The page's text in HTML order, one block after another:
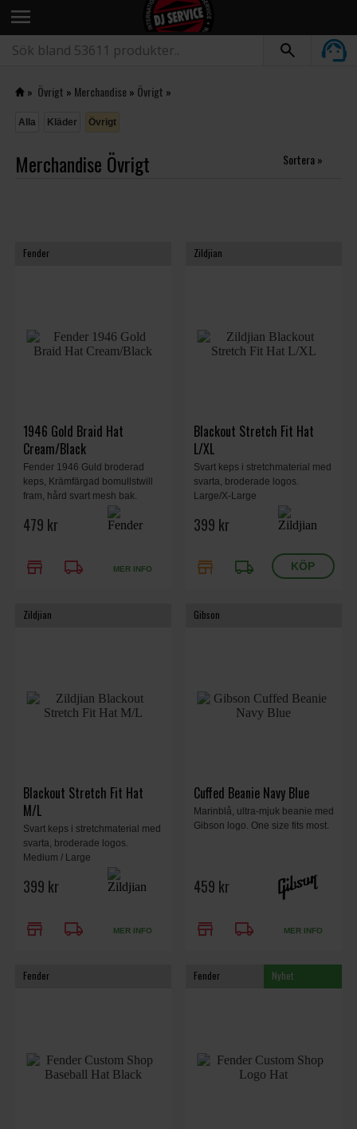
menu
» Övrigt » Merchandise» Övrigt »
Alla Kläder Övrigt
Merchandise Övrigt Sortera »
Fender
1946 Gold Braid Hat
Cream/Black
Fender 1946 Guld broderad
keps, Krämfärgad bomullstwill
fram, hård svart mesh bak.
479 kr
store local_shipping MER INFO
Zildjian
Blackout Stretch Fit Hat
L/XL
Svart keps i stretchmaterial med
svarta, broderade logos.
Large/X-Large
399 kr
store local_shipping
Zildjian
Blackout Stretch Fit Hat
M/L
Svart keps i stretchmaterial med
svarta, broderade logos.
Medium / Large
399 kr
store local_shipping MER INFO
Gibson
Cuffed Beanie Navy Blue
Marinblå, ultra-mjuk beanie med
Gibson logo. One size fits most.
459 kr
store local_shipping MER INFO
Fender Fender Nyhet